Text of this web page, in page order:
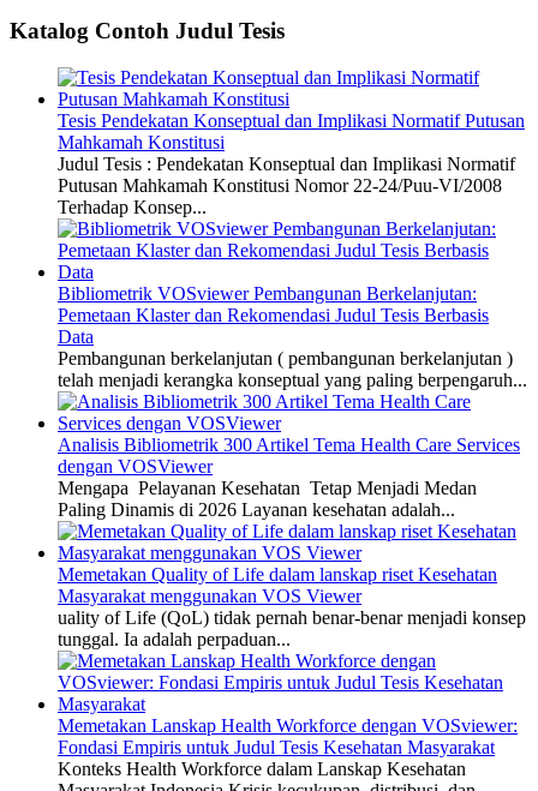
Katalog Contoh Judul Tesis
Tesis Pendekatan Konseptual dan Implikasi Normatif Putusan
Mahkamah Konstitusi
Judul Tesis : Pendekatan Konseptual dan Implikasi Normatif
Putusan Mahkamah Konstitusi Nomor 22-24/Puu-VI/2008
Terhadap Konsep...
Bibliometrik VOSviewer Pembangunan Berkelanjutan:
Pemetaan Klaster dan Rekomendasi Judul Tesis Berbasis
Data
Pembangunan berkelanjutan ( pembangunan berkelanjutan )
telah menjadi kerangka konseptual yang paling berpengaruh...
Analisis Bibliometrik 300 Artikel Tema Health Care Services
dengan VOSViewer
Mengapa Pelayanan Kesehatan Tetap Menjadi Medan
Paling Dinamis di 2026 Layanan kesehatan adalah...
Memetakan Quality of Life dalam lanskap riset Kesehatan
Masyarakat menggunakan VOS Viewer
uality of Life (QoL) tidak pernah benar-benar menjadi konsep
tunggal. Ia adalah perpaduan...
Memetakan Lanskap Health Workforce dengan VOSviewer:
Fondasi Empiris untuk Judul Tesis Kesehatan Masyarakat
Konteks Health Workforce dalam Lanskap Kesehatan